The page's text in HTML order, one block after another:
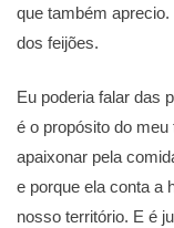
que também
dos feijões.
Eu poderia falar das
é o propósito do
apaixonar pela
e porque ela conta a
nosso território. E é